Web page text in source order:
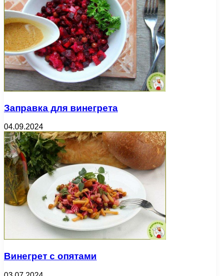
Заправка для винегрета
04.09.2024
Винегрет с опятами